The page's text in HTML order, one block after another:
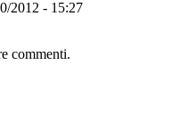
2012 - 15:27
commenti.